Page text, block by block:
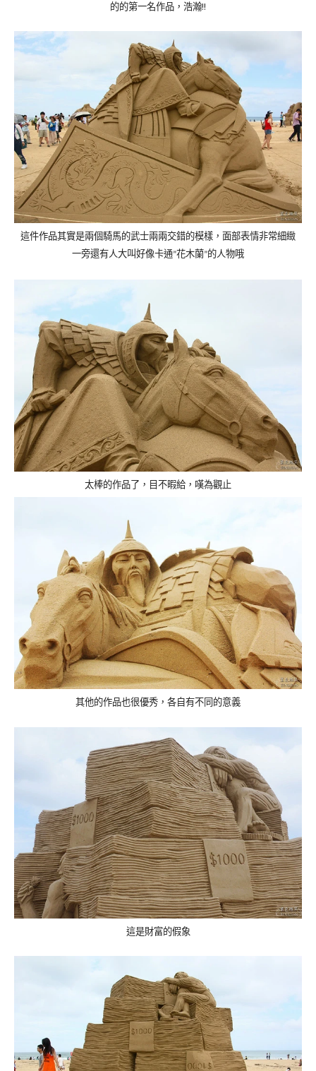
的的第一名作品，浩瀚!!
這件作品其實是兩個騎馬的武士兩兩交錯的模樣，面部表情非常細緻
一旁還有人大叫好像卡通”花木蘭”的人物哦
太棒的作品了，目不暇給，嘆為觀止
其他的作品也很優秀，各自有不同的意義
這是財富的假象